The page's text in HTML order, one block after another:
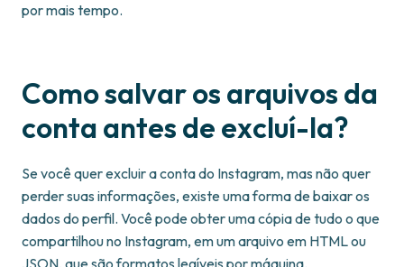
por mais tempo.
Como salvar os arquivos da
conta antes de excluí-la?
Se você quer excluir a conta do Instagram, mas não quer
perder suas informações, existe uma forma de baixar os
dados do perfil. Você pode obter uma cópia de tudo o que
compartilhou no Instagram, em um arquivo em HTML ou